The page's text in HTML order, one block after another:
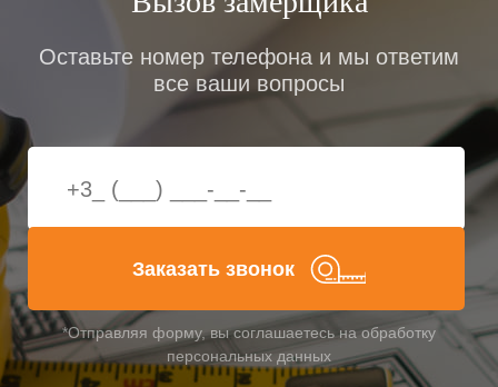
процедуры монтажа: продувания сразу дают о себе
Но при какой температуре можно застеклить
балкон? При использовании морозостойкой
монтажной пены и других специализированных
При еще более сильных морозах ПВХ-профиль
Сколько стоит застеклить
балкон?
Когда требуется остекление балкона, цена —
Оставьте номер телефона и мы ответим
все ваши вопросы
Заказать звонок
*Отправляя форму, вы соглашаетесь на обработку
персональных данных